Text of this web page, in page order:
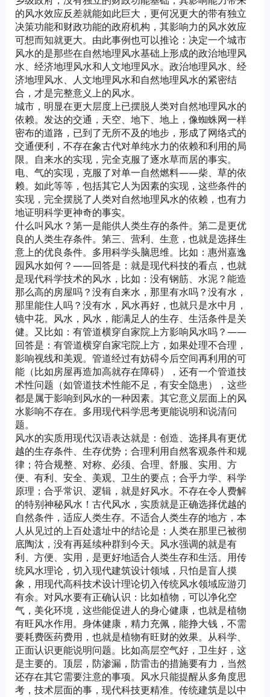
的风水效应反差就能如此巨大，更何况更大的带有独立
决策功能和财政功能的政府机构，其影响力的风水效应
可想而知就更大。由此事例也可以推论：决定一个城市
风水的是那些在自然地理风水基础上形成的政治地理风
水、经济地理风水和人文地理风水。政治地理风水、经
济地理风水、人文地理风水和自然地理风水的紧密结
合，才是完整意义上的风水。
城市，明显在更大层度上已摆脱人类对自然地理风水的
依赖。发达的交通，天空、地下、地上，像蜘蛛网一样
密布的道路，已到了无所不及的地步，形成了网络式的
交通便利，不存在象古代对单纯水力的依赖和利用的局
限。自来水的实现，完全克服了逐水草而居的事实。
电、气的实现，克服了对单一自然燃料——柴、草的依
赖。如此等等，包括其它人为因素的实现，这些条件的
实现，完全摆脱了人类对自然地理风水的依赖，也有力
地证明科学更神奇的事实。
什么叫风水？第一是能供人类生存的条件。第二是更优
良的人类生存条件。第三、营利、生意，也就是选择生
意上的优良条件。多用科学头脑思维。比如：惠州嘉逸
园风水如何？——回答是：就是现代科技的看点，也就
是现代科学技术的风水，比如：没有钢筋、水泥？能造
那么高的房屋吗？没有自来水，那里有水吗？没有水，
那里能住人吗？没有水，风水再好，也就只是水中月，
镜中花。风水，风水，能满足人的生存、生活条件是关
健。又比如：有管道横穿自家院上方影响风水吗？——
回答是：有管道横穿自家宅院上方，如果处理不合理，
影响视线和美观。管道经过有妨碍今后空间再利用的可
能（比如房屋再造加高就存在障碍），还有一个管道技
术性问题（如管道技术性能不足，有安全隐患），这些
都是属于影响到风水的一种因素。其它意义层面上的风
水影响不存在。多用现代科学思考更能说明和说清问
题。
风水的实质用现代汉语表达就是：创造、选择具有更优
越的生存条件、生存优势；合理利用自然客观条件和规
律；符合规整、对称、必须、合理、舒服、实用、方
便、有利、安全、美观、卫生的要点；合乎力学、科学
原理；合乎常识、逻辑，就是好风水。不存在令人费解
的特别神秘风水！古代风水，实质就是正确选择优越的
自然条件，适应人类生存。不适合人类生存的地方，本
人从见过的上百处遗址中的结论是：人类在那里已被彻
底陶汰，没有再延续种群到今天。风水强调的就是有
利、方便、实用，是更好地适合人类生存和生活。用传
统风水理论，切入现代建筑设计领域，只怕是盲人摸
象，用现代高科技术设计理论切入传统风水领域应游刃
有余。对风水要有正确认识：比如植物，可以净化空
气，美化环境，这些能促进人的身心健康，也就是植物
有旺风水作用。身体健康，精力充佩，能挣大钱，不需
要耗费医药费用，也就是植物有旺财的效果。从科学、
正面认识更能说明问题。比如高层空气好，卫生好，这
是主要的。顶层，防渗漏，防雷击的措施要有力，当然
还存在其它需要注意的事项。风水只能提醒从多角度思
考，技术层面的事，现代科技更精准。传统建筑是以中